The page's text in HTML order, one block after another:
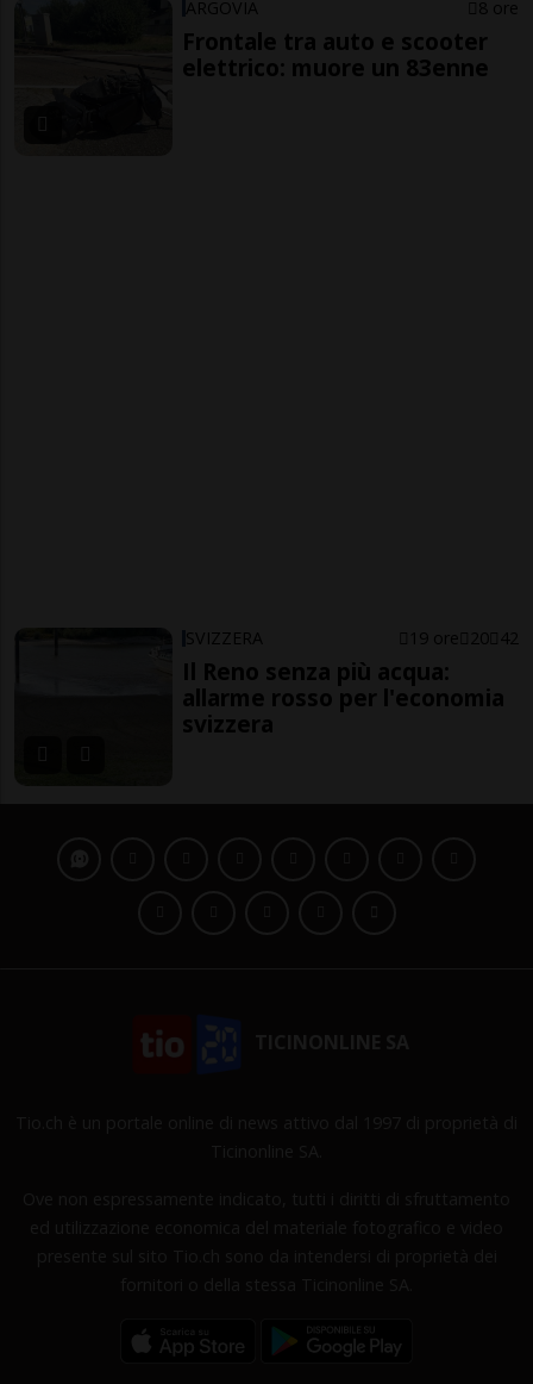
ARGOVIA 8 ore
Frontale tra auto e scooter
elettrico: muore un 83enne
SVIZZERA 19 ore 20 42
Il Reno senza più acqua:
allarme rosso per l'economia
svizzera